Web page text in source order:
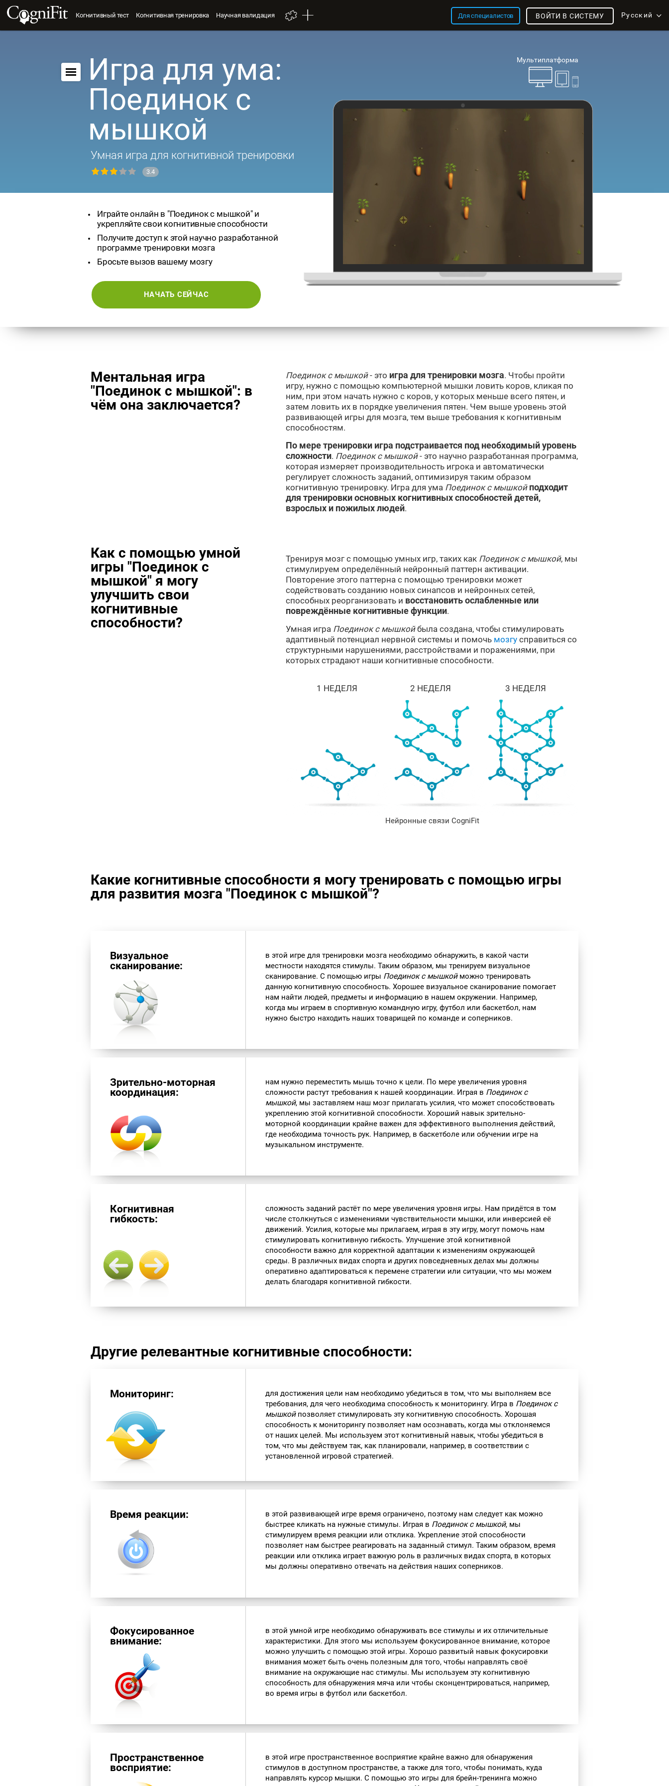
Когнитивный тест Когнитивная тренировка Научная валидация Для специалистов Русский
ВОЙТИ В СИСТЕМУ
Мультиплатформа
Игра для ума:
Поединок с
мышкой
Умная игра для когнитивной тренировки
3.4
Играйте онлайн в "Поединок с мышкой" и
укрепляйте свои когнитивные способности
Получите доступ к этой научно разработанной
программе тренировки мозга
Бросьте вызов вашему мозгу
НАЧАТЬ СЕЙЧАС
Ментальная игра
"Поединок с мышкой": в
чём она заключается?
Поединок с мышкой- это игра для тренировки мозга. Чтобы пройти
игру, нужно с помощью компьютерной мышки ловить коров, кликая по
ним, при этом начать нужно с коров, у которых меньше всего пятен, и
затем ловить их в порядке увеличения пятен. Чем выше уровень этой
развивающей игры для мозга, тем выше требования к когнитивным
способностям.
По мере тренировки игра подстраивается под необходимый уровень
сложности. Поединок с мышкой- это научно разработанная программа,
которая измеряет производительность игрока и автоматически
регулирует сложность заданий, оптимизируя таким образом
когнитивную тренировку. Игра для ума Поединок с мышкой подходит
для тренировки основных когнитивных способностей детей,
взрослых и пожилых людей.
Как с помощью умной
игры "Поединок с
мышкой" я могу
улучшить свои
когнитивные
способности?
Тренируя мозг с помощью умных игр, таких как Поединок с мышкой, мы
стимулируем определённый нейронный паттерн активации.
Повторение этого паттерна с помощью тренировки может
содействовать созданию новых синапсов и нейронных сетей,
способных реорганизовать и восстановить ослабленные или
повреждённые когнитивные функции.
Умная игра Поединок с мышкойбыла создана, чтобы стимулировать
адаптивный потенциал нервной системы и помочь мозгу справиться со
структурными нарушениями, расстройствами и поражениями, при
которых страдают наши когнитивные способности.
1 НЕДЕЛЯ 2 НЕДЕЛЯ 3 НЕДЕЛЯ
Нейронные связи CogniFit
Какие когнитивные способности я могу тренировать с помощью игры
для развития мозга "Поединок с мышкой"?
Визуальное
сканирование:
в этой игре для тренировки мозга необходимо обнаружить, в какой части
местности находятся стимулы. Таким образом, мы тренируем визуальное
сканирование. С помощью игры Поединок с мышкойможно тренировать
данную когнитивную способность. Хорошее визуальное сканирование помогает
нам найти людей, предметы и информацию в нашем окружении. Например,
когда мы играем в спортивную командную игру, футбол или баскетбол, нам
нужно быстро находить наших товарищей по команде и соперников.
Зрительно-моторная
координация:
нам нужно переместить мышь точно к цели. По мере увеличения уровня
сложности растут требования к нашей координации. Играя в Поединок с
мышкой, мы заставляем наш мозг прилагать усилия, что может способствовать
укреплению этой когнитивной способности. Хороший навык зрительно-
моторной координации крайне важен для эффективного выполнения действий,
где необходима точность рук. Например, в баскетболе или обучении игре на
музыкальном инструменте.
Когнитивная
гибкость:
сложность заданий растёт по мере увеличения уровня игры. Нам придётся в том
числе столкнуться с изменениями чувствительности мышки, или инверсией её
движений. Усилия, которые мы прилагаем, играя в эту игру, могут помочь нам
стимулировать когнитивную гибкость. Улучшение этой когнитивной
способности важно для корректной адаптации к изменениям окружающей
среды. В различных видах спорта и других повседневных делах мы должны
оперативно адаптироваться к перемене стратегии или ситуации, что мы можем
делать благодаря когнитивной гибкости.
Другие релевантные когнитивные способности:
Мониторинг:
для достижения цели нам необходимо убедиться в том, что мы выполняем все
требования, для чего необходима способность к мониторингу. Игра в Поединок с
мышкойпозволяет стимулировать эту когнитивную способность. Хорошая
способность к мониторингу позволяет нам осознавать, когда мы отклоняемся
от наших целей. Мы используем этот когнитивный навык, чтобы убедиться в
том, что мы действуем так, как планировали, например, в соответствии с
установленной игровой стратегией.
Время реакции:
в этой развивающей игре время ограничено, поэтому нам следует как можно
быстрее кликать на нужные стимулы. Играя в Поединок с мышкой, мы
стимулируем время реакции или отклика. Укрепление этой способности
позволяет нам быстрее реагировать на заданный стимул. Таким образом, время
реакции или отклика играет важную роль в различных видах спорта, в которых
мы должны оперативно отвечать на действия наших соперников.
Фокусированное
внимание:
в этой умной игре необходимо обнаруживать все стимулы и их отличительные
характеристики. Для этого мы используем фокусированное внимание, которое
можно улучшить с помощью этой игры. Хорошо развитый навык фокусировки
внимания может быть очень полезным для того, чтобы направлять своё
внимание на окружающие нас стимулы. Мы используем эту когнитивную
способность для обнаружения мяча или чтобы сконцентрироваться, например,
во время игры в футбол или баскетбол.
Пространственное
восприятие:
в этой игре пространственное восприятие крайне важно для обнаружения
стимулов в доступном пространстве, а также для того, чтобы понимать, куда
направлять курсор мышки. С помощью это игры для брейн-тренинга можно